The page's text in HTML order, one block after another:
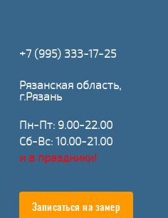
+7 (995) 333-17-25
Рязанская область,
г.Рязань
Пн-Пт: 9.00-22.00
Сб-Вс: 10.00-21.00
и в праздники!
Записаться на замер